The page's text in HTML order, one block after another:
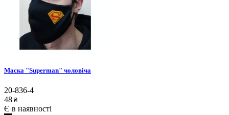
Маска "Superman" чоловіча
20-836-4
48 ₴
Є в наявності